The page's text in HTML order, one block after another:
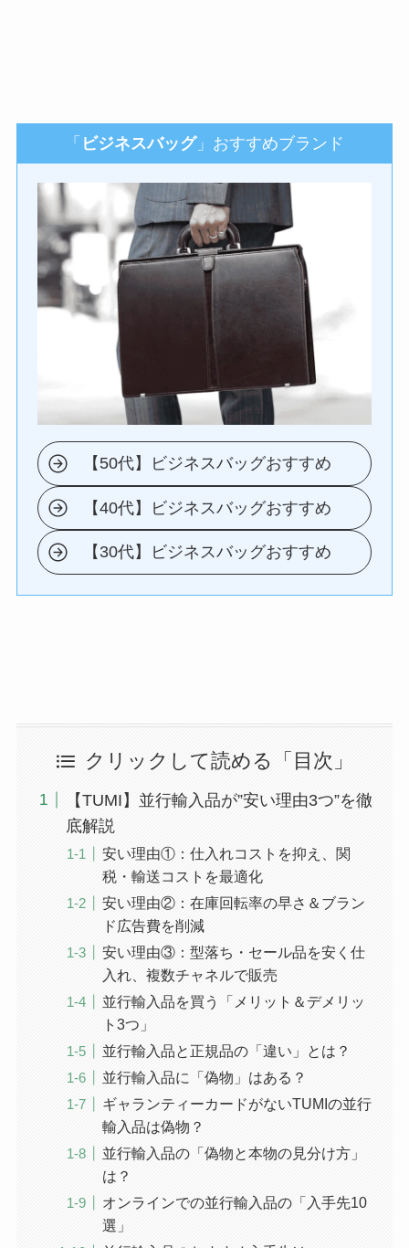
「 ビジネスバッグ」おすすめブランド
【50代】ビジネスバッグおすすめ
【40代】ビジネスバッグおすすめ
【30代】ビジネスバッグおすすめ
クリックして読める「目次」
【TUMI】並行輸入品が”安い理由3つ”を徹
底解説
安い理由①：仕入れコストを抑え、関
税・輸送コストを最適化
安い理由②：在庫回転率の早さ＆ブラン
ド広告費を削減
安い理由③：型落ち・セール品を安く仕
入れ、複数チャネルで販売
並行輸入品を買う「メリット＆デメリッ
ト3つ」
並行輸入品と正規品の「違い」とは？
並行輸入品に「偽物」はある？
ギャランティーカードがないTUMIの並行
輸入品は偽物？
並行輸入品の「偽物と本物の見分け方」
は？
オンラインでの並行輸入品の「入手先10
選」